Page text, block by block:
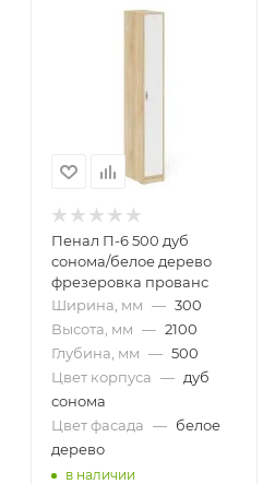
Пенал П-6 500 дуб
сонома/белое дерево
фрезеровка прованс
Ширина, мм — 300
Высота, мм — 2100
Глубина, мм — 500
Цвет корпуса — дуб
сонома
Цвет фасада — белое
дерево
в наличии